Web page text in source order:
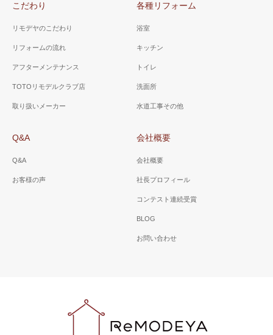
こだわり
リモデヤのこだわり
リフォームの流れ
アフターメンテナンス
TOTOリモデルクラブ店
取り扱いメーカー
各種リフォーム
浴室
キッチン
トイレ
洗面所
水道工事その他
Q&A
Q&A
お客様の声
会社概要
会社概要
社長プロフィール
コンテスト連続受賞
BLOG
お問い合わせ